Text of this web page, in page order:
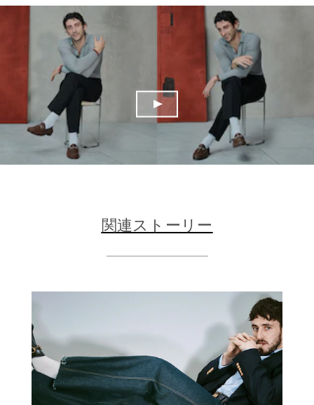
関連ストーリー